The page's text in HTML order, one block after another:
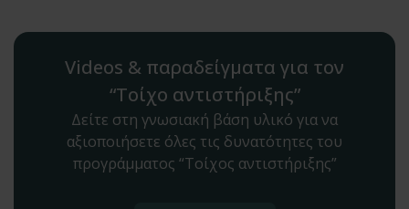
Videos & παραδείγματα για τον
“Τοίχο αντιστήριξης”
Δείτε στη γνωσιακή βάση υλικό για να
αξιοποιήσετε όλες τις δυνατότητες του
προγράμματος “Τοίχος αντιστήριξης”